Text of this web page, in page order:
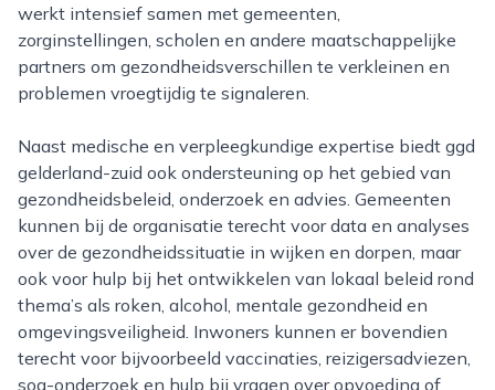
werkt intensief samen met gemeenten,
zorginstellingen, scholen en andere maatschappelijke
partners om gezondheidsverschillen te verkleinen en
problemen vroegtijdig te signaleren.
Naast medische en verpleegkundige expertise biedt ggd
gelderland-zuid ook ondersteuning op het gebied van
gezondheidsbeleid, onderzoek en advies. Gemeenten
kunnen bij de organisatie terecht voor data en analyses
over de gezondheidssituatie in wijken en dorpen, maar
ook voor hulp bij het ontwikkelen van lokaal beleid rond
thema’s als roken, alcohol, mentale gezondheid en
omgevingsveiligheid. Inwoners kunnen er bovendien
terecht voor bijvoorbeeld vaccinaties, reizigersadviezen,
soa-onderzoek en hulp bij vragen over opvoeding of